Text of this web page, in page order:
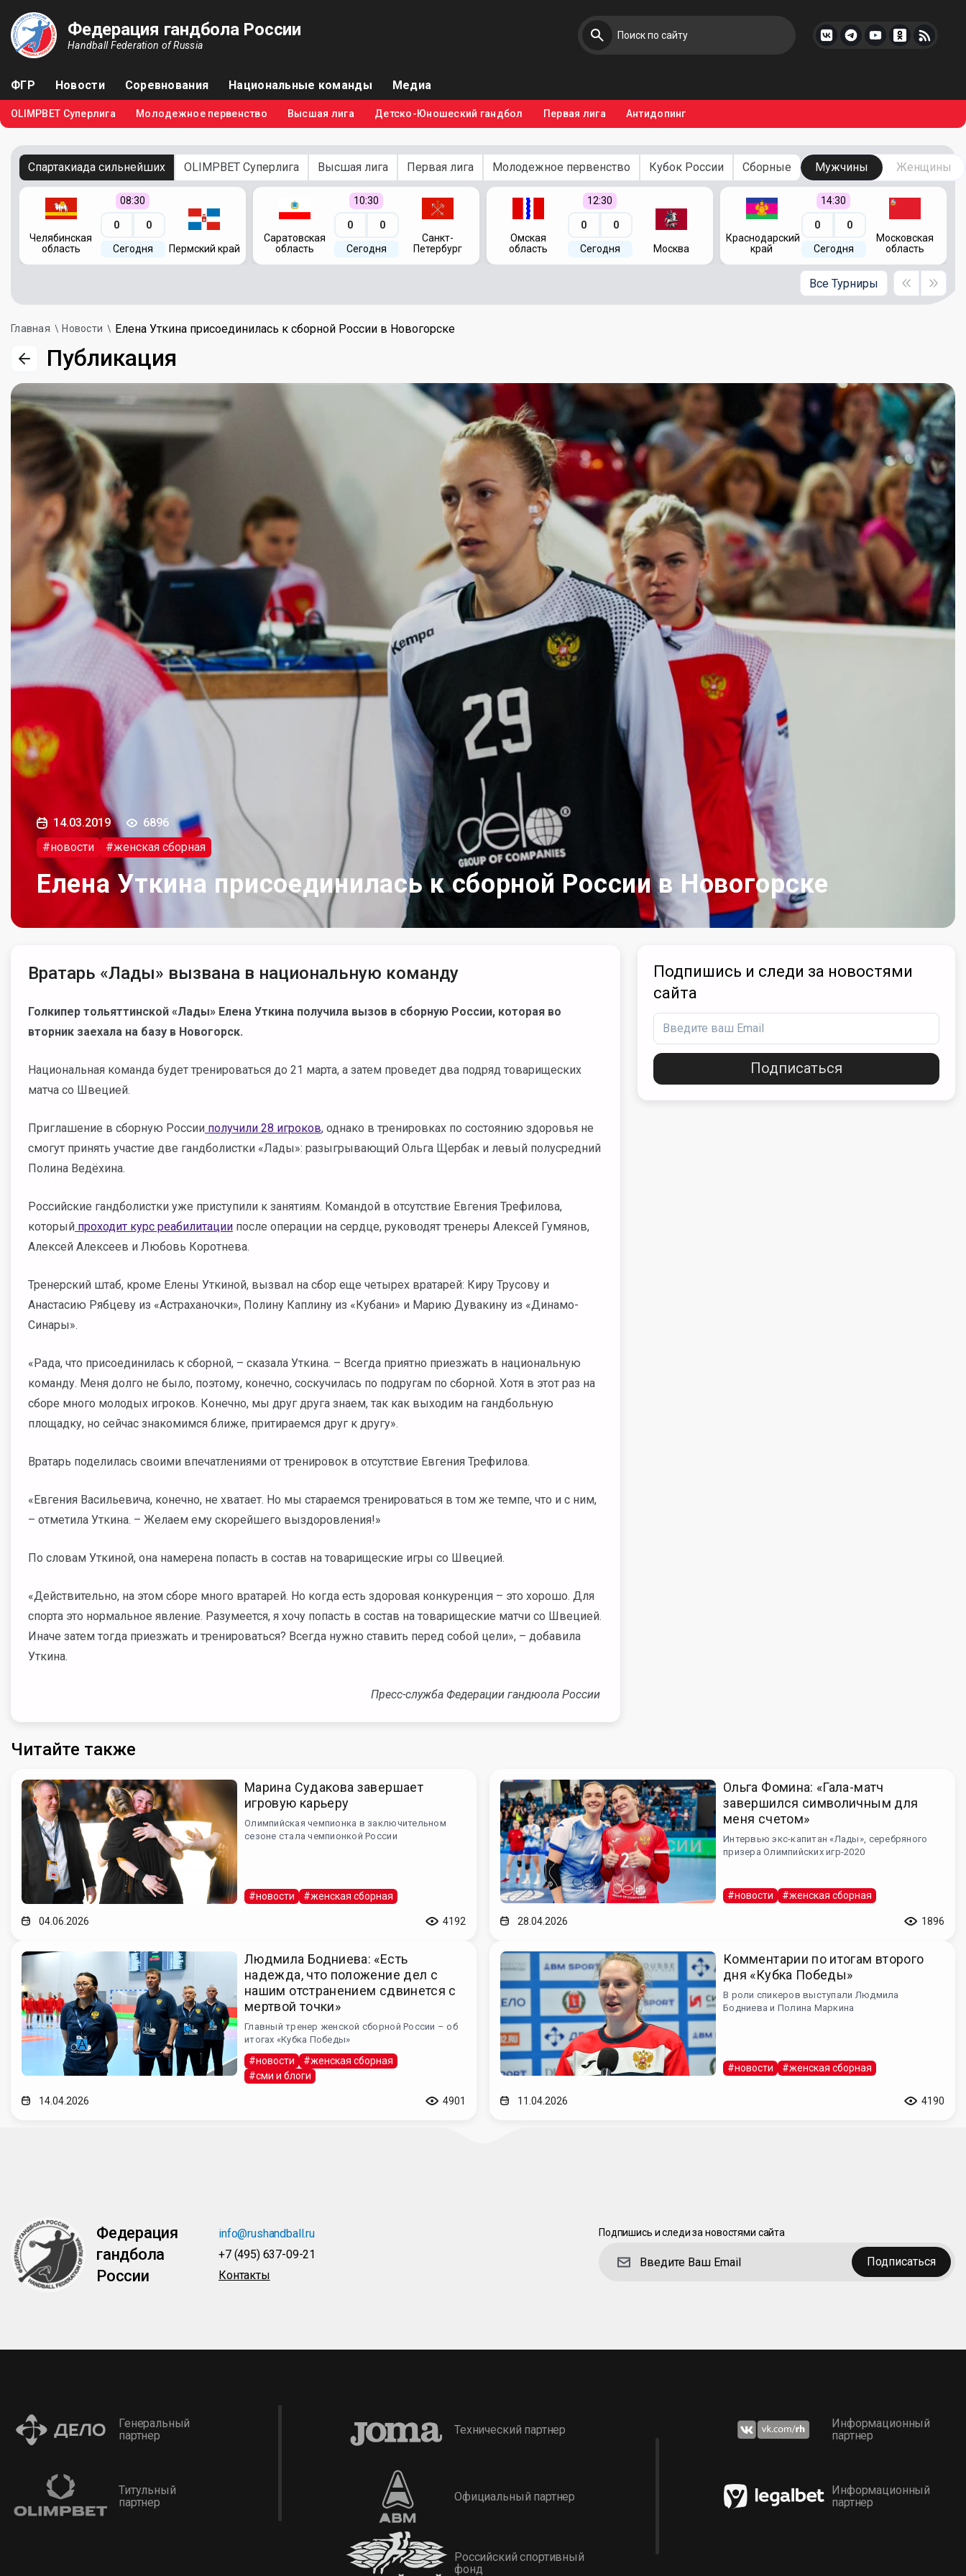
Федерация гандбола России
Handball Federation of Russia
ФГР Новости Соревнования Национальные команды Медиа
OLIMPBET Суперлига Молодежное первенство Высшая лига Детско-Юношеский гандбол Первая лига Антидопинг
Спартакиада сильнейших OLIMPBET Суперлига Высшая лига Первая лига Молодежное первенство Кубок России Сборные Мужчины Женщины
Челябинская
область
08:30
0 0
Сегодня Пермский край
Саратовская
область
10:30
0 0
Сегодня
Санкт-
Петербург
Омская
область
12:30
0 0
Сегодня Москва
Краснодарский
край
14:30
0 0
Сегодня
Московская
область
Все Турниры
Главная Новости Елена Уткина присоединилась к сборной России в Новогорске
Публикация
14.03.2019
6896
#новости
#женская сборная
Елена Уткина присоединилась к сборной России в Новогорске
Вратарь «Лады» вызвана в национальную команду
Голкипер тольяттинской «Лады» Елена Уткина получила вызов в сборную России, которая во
вторник заехала на базу в Новогорск.
Национальная команда будет тренироваться до 21 марта, а затем проведет два подряд товарищеских
матча со Швецией.
Приглашение в сборную России получили 28 игроков, однако в тренировках по состоянию здоровья не
смогут принять участие две гандболистки «Лады»: разыгрывающий Ольга Щербак и левый полусредний
Полина Ведёхина.
Российские гандболистки уже приступили к занятиям. Командой в отсутствие Евгения Трефилова,
который проходит курс реабилитации после операции на сердце, руководят тренеры Алексей Гумянов,
Алексей Алексеев и Любовь Коротнева.
Тренерский штаб, кроме Елены Уткиной, вызвал на сбор еще четырех вратарей: Киру Трусову и
Анастасию Рябцеву из «Астраханочки», Полину Каплину из «Кубани» и Марию Дувакину из «Динамо-
Синары».
«Рада, что присоединилась к сборной, – сказала Уткина. – Всегда приятно приезжать в национальную
команду. Меня долго не было, поэтому, конечно, соскучилась по подругам по сборной. Хотя в этот раз на
сборе много молодых игроков. Конечно, мы друг друга знаем, так как выходим на гандбольную
площадку, но сейчас знакомимся ближе, притираемся друг к другу».
Вратарь поделилась своими впечатлениями от тренировок в отсутствие Евгения Трефилова.
«Евгения Васильевича, конечно, не хватает. Но мы стараемся тренироваться в том же темпе, что и с ним,
– отметила Уткина. – Желаем ему скорейшего выздоровления!»
По словам Уткиной, она намерена попасть в состав на товарищеские игры со Швецией.
«Действительно, на этом сборе много вратарей. Но когда есть здоровая конкуренция – это хорошо. Для
спорта это нормальное явление. Разумеется, я хочу попасть в состав на товарищеские матчи со Швецией.
Иначе затем тогда приезжать и тренироваться? Всегда нужно ставить перед собой цели», – добавила
Уткина.
Пресс-служба Федерации гандюола России
Подпишись и следи за новостями
сайта
Подписаться
Читайте также
Марина Судакова завершает
игровую карьеру
Олимпийская чемпионка в заключительном
сезоне стала чемпионкой России
#новости #женская сборная
04.06.2026 4192
Ольга Фомина: «Гала-матч
завершился символичным для
меня счетом»
Интервью экс-капитан «Лады», серебряного
призера Олимпийских игр-2020
#новости #женская сборная
28.04.2026 1896
Людмила Бодниева: «Есть
надежда, что положение дел с
нашим отстранением сдвинется с
мертвой точки»
Главный тренер женской сборной России – об
итогах «Кубка Победы»
#новости
#женская сборная
#сми и блоги
14.04.2026 4901
Комментарии по итогам второго
дня «Кубка Победы»
В роли спикеров выступали Людмила
Бодниева и Полина Маркина
#новости #женская сборная
11.04.2026 4190
Федерация
гандбола
России
info@rushandball.ru
+7 (495) 637-09-21
Контакты
Подпишись и следи за новостями сайта
Подписаться
Генеральный
партнер
Титульный
партнер
Технический партнер
Официальный партнер
Российский спортивный
фонд
Информационный
партнер
Информационный
партнер